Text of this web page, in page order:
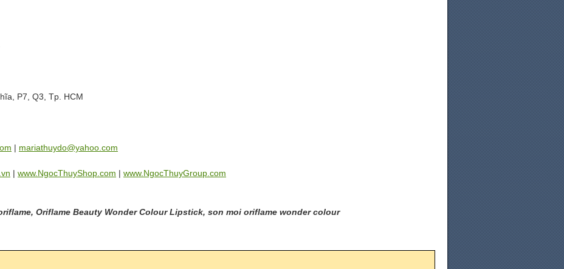
P7, Q3, Tp. HCM
| mariathuydo@yahoo.com
| www.NgocThuyShop.com | www.NgocThuyGroup.com
Oriflame Beauty Wonder Colour Lipstick, son moi oriflame wonder colour